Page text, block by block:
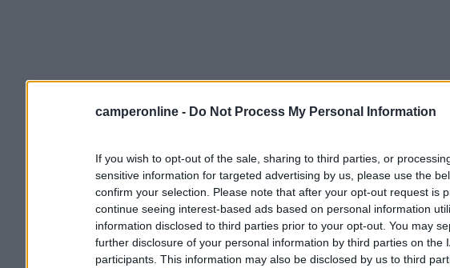
camperonline - Do Not Process My Personal Information
If you wish to opt-out of the sale, sharing to third parties, or
sensitive information for targeted advertising by us, please use the
confirm your selection. Please note that after your opt-out request is
continue seeing interest-based ads based on personal information
information disclosed to third parties prior to your opt-out. You may
further disclosure of your personal information by third parties on the
participants. This information may also be disclosed by us to third